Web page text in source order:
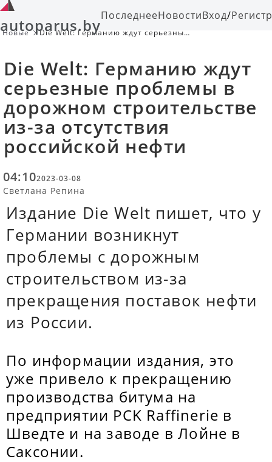
autoparus.byПоследнееНовостиВход/
Новые
Die Welt: Германию ждут серьезные
российской нефти
Die Welt: Германию ждут
серьезные проблемы в
дорожном строительстве
из-за отсутствия
российской нефти
04:102023-03-08
Светлана Репина
Издание Die Welt пишет, что у
Германии возникнут
проблемы с дорожным
строительством из-за
прекращения поставок нефти
из России.
По информации издания, это
уже привело к прекращению
производства битума на
предприятии PCK Raffinerie в
Шведте и на заводе в Лойне в
Саксонии.